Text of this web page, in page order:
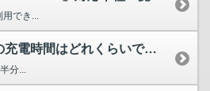
用でき...
「SMART V2H」での充電時間はどれくらいですか？
分...